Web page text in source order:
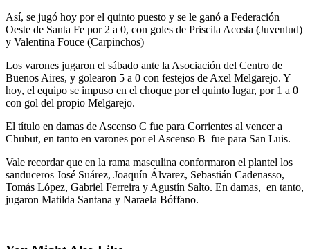
Así, se jugó hoy por el quinto puesto y se le ganó a Federación
Oeste de Santa Fe por 2 a 0, con goles de Priscila Acosta (Juventud)
y Valentina Fouce (Carpinchos)
Los varones jugaron el sábado ante la Asociación del Centro de
Buenos Aires, y golearon 5 a 0 con festejos de Axel Melgarejo. Y
hoy, el equipo se impuso en el choque por el quinto lugar, por 1 a 0
con gol del propio Melgarejo.
El título en damas de Ascenso C fue para Corrientes al vencer a
Chubut, en tanto en varones por el Ascenso B fue para San Luis.
Vale recordar que en la rama masculina conformaron el plantel los
sanduceros José Suárez, Joaquín Álvarez, Sebastián Cadenasso,
Tomás López, Gabriel Ferreira y Agustín Salto. En damas, en tanto,
jugaron Matilda Santana y Naraela Bóffano.